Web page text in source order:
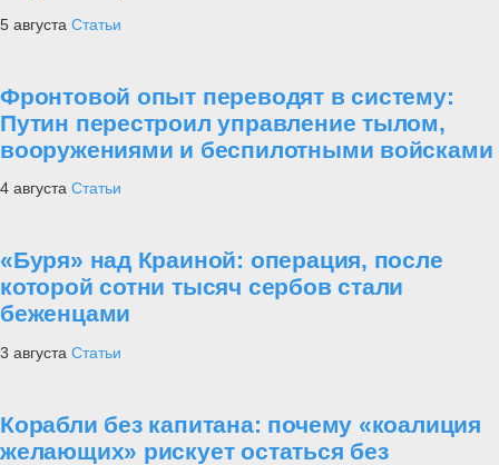
5 августа Статьи
Фронтовой опыт переводят в систему:
Путин перестроил управление тылом,
вооружениями и беспилотными войсками
4 августа Статьи
«Буря» над Краиной: операция, после
которой сотни тысяч сербов стали
беженцами
3 августа Статьи
Корабли без капитана: почему «коалиция
желающих» рискует остаться без